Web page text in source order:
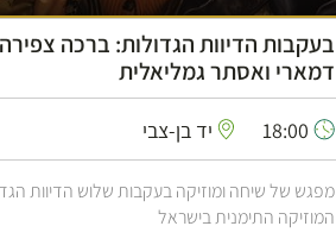
בעקבות הדיוות הגדולות: ברכה
דמארי ואסתר גמליאלית
יד בן-צבי
מפגש של שיחה ומוזיקה בעקבות שלוש הדיוות
המוזיקה התימנית בישראל